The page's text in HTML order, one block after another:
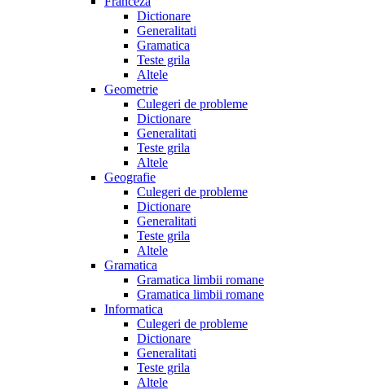
Dictionare
Generalitati
Gramatica
Teste grila
Altele
Geometrie
Culegeri de probleme
Dictionare
Generalitati
Teste grila
Altele
Geografie
Culegeri de probleme
Dictionare
Generalitati
Teste grila
Altele
Gramatica
Gramatica limbii romane
Gramatica limbii romane
Informatica
Culegeri de probleme
Dictionare
Generalitati
Teste grila
Altele